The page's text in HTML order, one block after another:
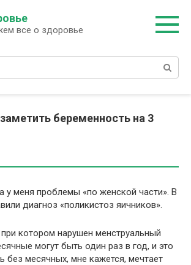
все о здоровье
беременность на 3
у меня проблемы «по женской части». В
диагноз «поликистоз яичников».
котором нарушен менструальный
могут быть один раз в год, и это
без месячных, мне кажется, мечтает